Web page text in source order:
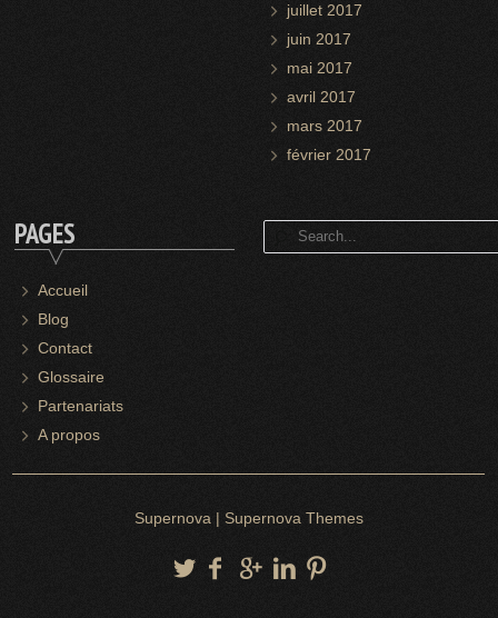
juillet 2017
juin 2017
mai 2017
avril 2017
mars 2017
février 2017
PAGES
Accueil
Blog
Contact
Glossaire
Partenariats
A propos
Supernova | Supernova Themes